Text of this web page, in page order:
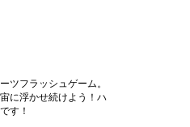
ツフラッシュゲーム。
に浮かせ続けよう！ハ
す！